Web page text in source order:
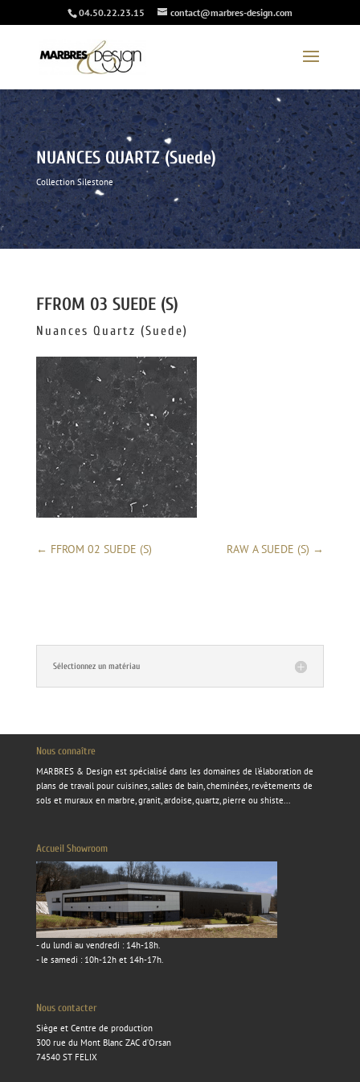
04.50.22.23.15 contact@marbres-design.com
NUANCES QUARTZ (Suede)
Collection Silestone
FFROM 03 SUEDE (S)
Nuances Quartz (Suede)
← FFROM 02 SUEDE (S) RAW A SUEDE (S) →
Sélectionnez un matériau
Nous connaître
MARBRES & Designest spécialisé dans les domaines de l'élaboration de
plans de travail pour cuisines, salles de bain, cheminées, revêtements de
sols et muraux en marbre, granit, ardoise, quartz, pierre ou shiste...
Accueil Showroom
- du lundi au vendredi : 14h-18h.
- le samedi : 10h-12h et 14h-17h.
Nous contacter
Siège et Centre de production
300 rue du Mont Blanc ZAC d’Orsan
74540 ST FELIX